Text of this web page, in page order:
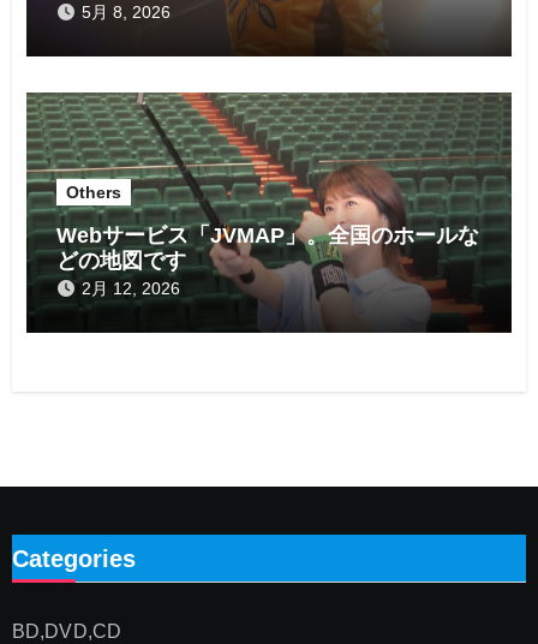
5月 8, 2026
Others
Webサービス「JVMAP」。全国のホールな
どの地図です
2月 12, 2026
Categories
BD,DVD,CD